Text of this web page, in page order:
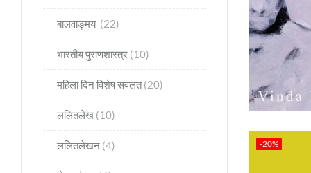
बालवाङ्मय (22)
भारतीय पुराणशास्त्र (10)
महिला दिन विशेष सवलत(20)
ललितलेख (10)
ललितलेखन (4) -20%